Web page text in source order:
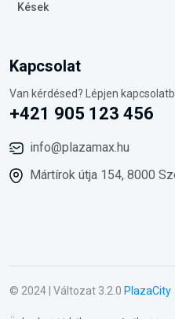
Kések
Kapcsolat
Van kérdésed? Lépjen
+421 905 123 456
info@plazamax.hu
Mártírok útja 154, 8000
© 2024 | Változat 3.2.0 PlazaCity